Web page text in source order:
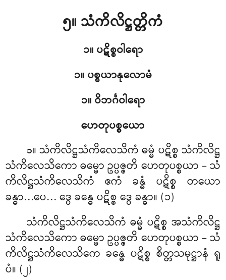
၅။ သံကိလိဋ္ဌတ္တိကံ
၁။ ပဋိစ္စဝါရော
၁။ ပစ္စယာနုလောမံ
၁။ ဝိဘင်္ဂဝါရော
ဟေတုပစ္စယော
၁။ သံကိလိဋ္ဌသံကိလေသိကံဓမ္မံ ပဋိစ္စ သံကိလိဋ္ဌ
သံကိလေသိကော ဓမ္မော ဥပ္ပဇ္ဇတိ ဟေတုပစ္စယာ – သံ
ကိလိဋ္ဌသံကိလေသိကံ ဧကံ ခန္ဓံ ပဋိစ္စ တယော
ခန္ဓာ…ပေ… ဒွေ ခန္ဓေ ပဋိစ္စ ဒွေ ခန္ဓာ။ (၁)
သံကိလိဋ္ဌသံကိလေသိကံ ဓမ္မံ ပဋိစ္စ အသံကိလိဋ္ဌ
သံကိလေသိကော ဓမ္မော ဥပ္ပဇ္ဇတိ ဟေတုပစ္စယာ – သံ
ကိလိဋ္ဌသံကိလေသိကေ ခန္ဓေ ပဋိစ္စ စိတ္တသမုဋ္ဌာနံ ရူ
ပံ။ (၂)